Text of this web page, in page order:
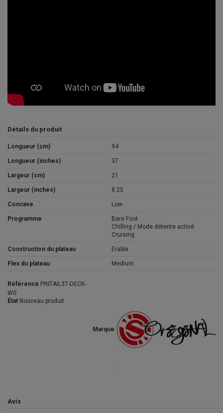
Détails du produit
Longueur (cm) 94
Longueur (inches) 37
Largeur (cm) 21
Largeur (inches) 8.25
Concave Low
Programme
Bare Foot
Chilling / Mode détente activé
Cruising
Construction du plateau Erable
Flex du plateau Medium
Marque
Référence PINTAIL37-DECK-
WS
État Nouveau produit
Avis